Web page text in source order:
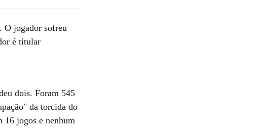
O jogador sofreu
é titular
dois. Foram 545
da torcida do
16 jogos e nenhum